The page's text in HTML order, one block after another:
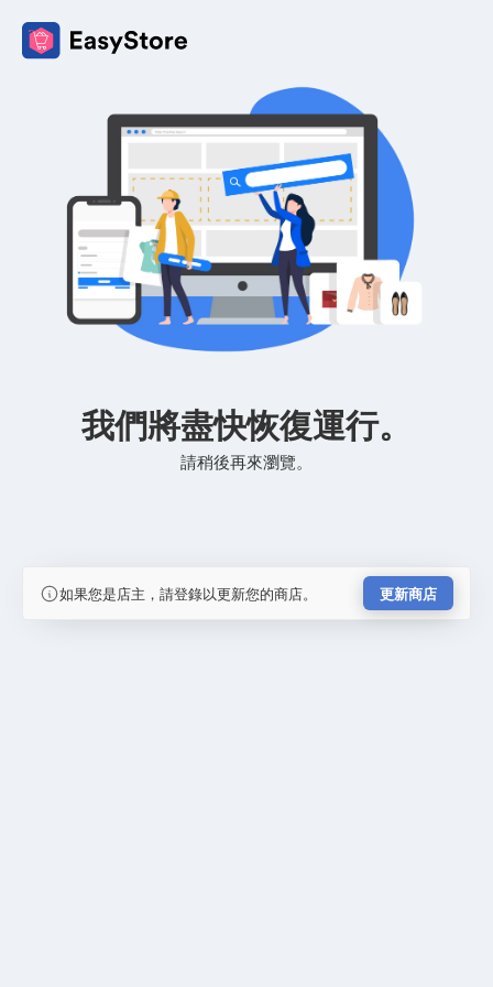
我們將盡快恢復運行。
請稍後再來瀏覽。
如果您是店主，請登錄以更新您的商店。 更新商店